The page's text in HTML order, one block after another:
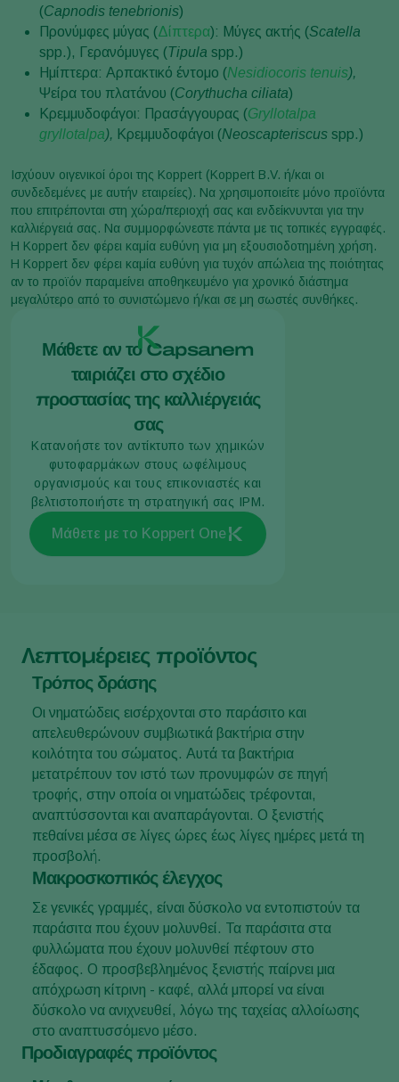
(Capnodis tenebrionis)
Προνύμφες μύγας (Δίπτερα): Μύγες ακτής (Scatella
spp.), Γερανόμυγες (Tipula spp.)
Ημίπτερα: Αρπακτικό έντομο (Nesidiocoris tenuis),
Ψείρα του πλατάνου (Corythucha ciliata)
Κρεμμυδοφάγοι: Πρασάγγουρας (Gryllotalpa
gryllotalpa), Κρεμμυδοφάγοι (Neoscapteriscus spp.)
Ισχύουν οιγενικοί όροι της Koppert (Koppert B.V. ή/και οι
συνδεδεμένες με αυτήν εταιρείες). Να χρησιμοποιείτε μόνο προϊόντα
που επιτρέπονται στη χώρα/περιοχή σας και ενδείκνυνται για την
καλλιέργειά σας. Να συμμορφώνεστε πάντα με τις τοπικές εγγραφές.
Η Koppert δεν φέρει καμία ευθύνη για μη εξουσιοδοτημένη χρήση.
Η Koppert δεν φέρει καμία ευθύνη για τυχόν απώλεια της ποιότητας
αν το προϊόν παραμείνει αποθηκευμένο για χρονικό διάστημα
μεγαλύτερο από το συνιστώμενο ή/και σε μη σωστές συνθήκες.
Μάθετε αν το Capsanem
ταιριάζει στο σχέδιο
προστασίας της καλλιέργειάς
σας
Κατανοήστε τον αντίκτυπο των χημικών
φυτοφαρμάκων στους ωφέλιμους
οργανισμούς και τους επικονιαστές και
βελτιστοποιήστε τη στρατηγική σας IPM.
Μάθετε με το Koppert One
Λεπτομέρειες προϊόντος
Τρόπος δράσης
Οι νηματώδεις εισέρχονται στο παράσιτο και
απελευθερώνουν συμβιωτικά βακτήρια στην
κοιλότητα του σώματος. Αυτά τα βακτήρια
μετατρέπουν τον ιστό των προνυμφών σε πηγή
τροφής, στην οποία οι νηματώδεις τρέφονται,
αναπτύσσονται και αναπαράγονται. Ο ξενιστής
πεθαίνει μέσα σε λίγες ώρες έως λίγες ημέρες μετά τη
προσβολή.
Μακροσκοπικός έλεγχος
Σε γενικές γραμμές, είναι δύσκολο να εντοπιστούν τα
παράσιτα που έχουν μολυνθεί. Τα παράσιτα στα
φυλλώματα που έχουν μολυνθεί πέφτουν στο
έδαφος. Ο προσβεβλημένος ξενιστής παίρνει μια
απόχρωση κίτρινη - καφέ, αλλά μπορεί να είναι
δύσκολο να ανιχνευθεί, λόγω της ταχείας αλλοίωσης
στο αναπτυσσόμενο μέσο.
Προδιαγραφές προϊόντος